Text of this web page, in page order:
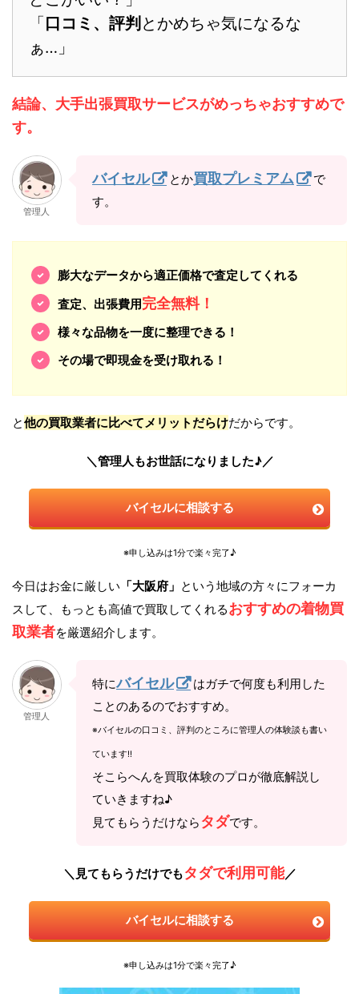
「口コミ、評判 とかめちゃ気になるな
ぁ…」
結論、大手出張買取サービスがめっちゃおすすめで
す。
管理人
バイセル とか買取プレミアム
で
す。
膨大なデータから適正価格で査定してくれる
査定、出張費用完全無料！
様々な品物を一度に整理できる！
その場で即現金を受け取れる！
と他の買取業者に比べてメリットだらけだからです。
＼管理人もお世話になりました♪／
バイセルに相談する
※申し込みは1分で楽々完了♪
今日はお金に厳しい 「大阪府」 という地域の方々にフォーカ
スして、もっとも高値で買取してくれるおすすめの着物買
取業者を厳選紹介します。
管理人
特にバイセル
はガチで何度も利用した
ことのあるのでおすすめ。
※バイセルの口コミ、評判のところに管理人の体験談も書い
ています!!
そこらへんを買取体験のプロが徹底解説し
ていきますね♪
見てもらうだけなら タダです。
＼見てもらうだけでもタダで利用可能／
バイセルに相談する
※申し込みは1分で楽々完了♪